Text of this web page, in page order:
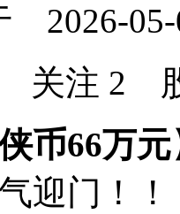
2026-05-
关注 2
币66万元
迎门！！